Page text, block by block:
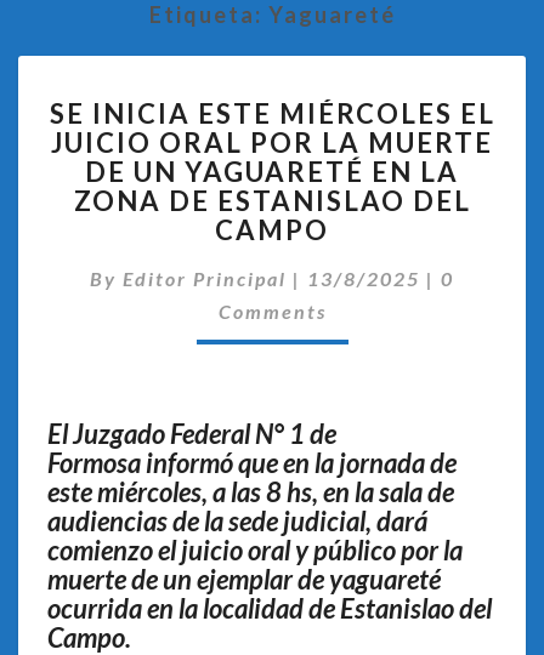
Etiqueta: Yaguareté
INICIA
ESTE
MIÉRCOLES
EL
JUICIO
ORAL
POR
EN
LA
ZONA
DE
ESTANISLAO
DEL
CAMPO
SE INICIA ESTE MIÉRCOLES EL
JUICIO ORAL POR LA MUERTE
DE UN YAGUARETÉ EN LA
ZONA DE ESTANISLAO DEL
CAMPO
By Editor Principal | 13/8/2025 | 0
Comments
El Juzgado Federal N° 1 de
Formosa informó que en la jornada de
este miércoles, a las 8 hs, en la sala de
audiencias de la sede judicial, dará
comienzo el juicio oral y público por la
muerte de un ejemplar de yaguareté
ocurrida en la localidad de Estanislao del
Campo.